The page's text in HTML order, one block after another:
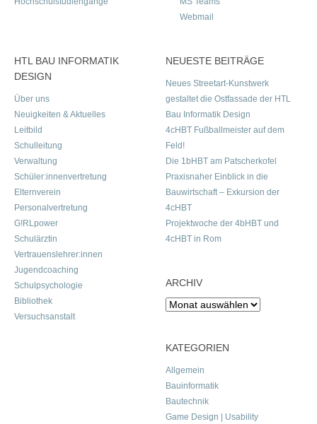
Webmail
HTL BAU INFORMATIK
DESIGN
Über uns
Neuigkeiten & Aktuelles
Leitbild
Schulleitung
Verwaltung
Schüler:innenvertretung
Elternverein
Personalvertretung
G!RLpower
Schulärztin
Vertrauenslehrer:innen
Jugendcoaching
Schulpsychologie
Bibliothek
Versuchsanstalt
NEUESTE BEITRÄGE
Neues Streetart-Kunstwerk
gestaltet die Ostfassade der HTL
Bau Informatik Design
4cHBT Fußballmeister auf dem
Feld!
Die 1bHBT am Patscherkofel
Praxisnaher Einblick in die
Bauwirtschaft – Exkursion der
4cHBT
Projektwoche der 4bHBT und
4cHBT in Rom
ARCHIV
Archiv
KATEGORIEN
Allgemein
Bauinformatik
Bautechnik
Game Design | Usability